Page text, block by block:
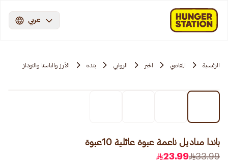
عربي
الرئيسية المقاضي الخبر الروابي بندة الأرز والباستا والنودلز
باندا مناديل ناعمة عبوة عائلية 10عبوة
33.99
23.99